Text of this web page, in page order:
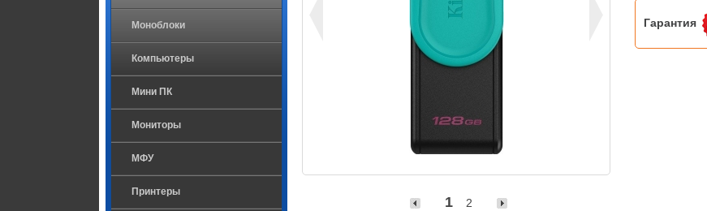
Моноблоки
Компьютеры
Мини ПК
Мониторы
МФУ
Принтеры
Гарантия
1 2